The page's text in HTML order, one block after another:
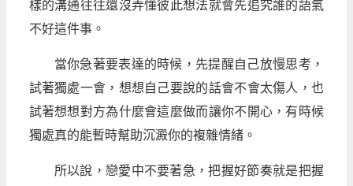
樣的溝通往往還沒弄懂彼此想法就會先追究誰的語氣
不好這件事。
當你急著要表達的時候，先提醒自己放慢思考，
試著獨處一會，想想自己要說的話會不會太傷人，也
試著想想對方為什麼會這麼做而讓你不開心，有時候
獨處真的能暫時幫助沉澱你的複雜情緒。
所以說，戀愛中不要著急，把握好節奏就是把握